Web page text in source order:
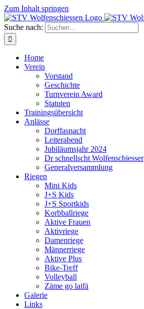
Zum Inhalt springen
Suche nach:
Home
Verein
Vorstand
Geschichte
Turnverein Award
Statuten
Trainingsübersicht
Anlässe
Dorffasnacht
Leiterabend
Jubiläumsjahr 2024
Dr schnellscht Wolfenschiesser
Generalversammlung
Riegen
Mini Kids
J+S Kids
J+S Sportkids
Korbballriege
Aktive Frauen
Aktivriege
Damenriege
Männerriege
Aktive Plus
Bike-Treff
Volleyball
Zäme go laifä
Galerie
Links